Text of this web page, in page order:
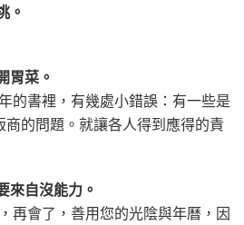
。
胃菜。
的書裡，有幾處小錯誤：有一些是
的問題。就讓各人得到應得的責
來自沒能力。
再會了，善用您的光陰與年曆，因